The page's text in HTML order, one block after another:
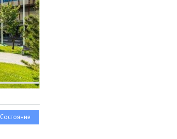
Состояние